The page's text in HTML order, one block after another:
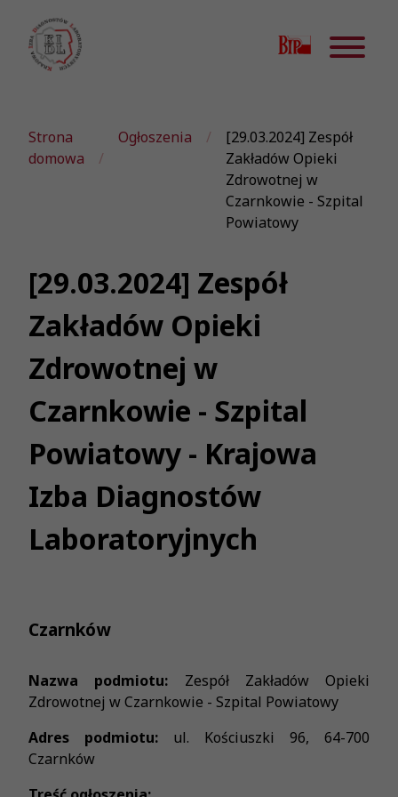
Strona
domowa
Ogłoszenia
[29.03.2024] Zespół
Zakładów Opieki
Zdrowotnej w
Czarnkowie - Szpital
Powiatowy
[29.03.2024] Zespół
Zakładów Opieki
Zdrowotnej w
Czarnkowie - Szpital
Powiatowy - Krajowa
Izba Diagnostów
Laboratoryjnych
Czarnków
Nazwa podmiotu: Zespół Zakładów Opieki
Zdrowotnej w Czarnkowie - Szpital Powiatowy
Adres podmiotu: ul. Kościuszki 96, 64-700
Czarnków